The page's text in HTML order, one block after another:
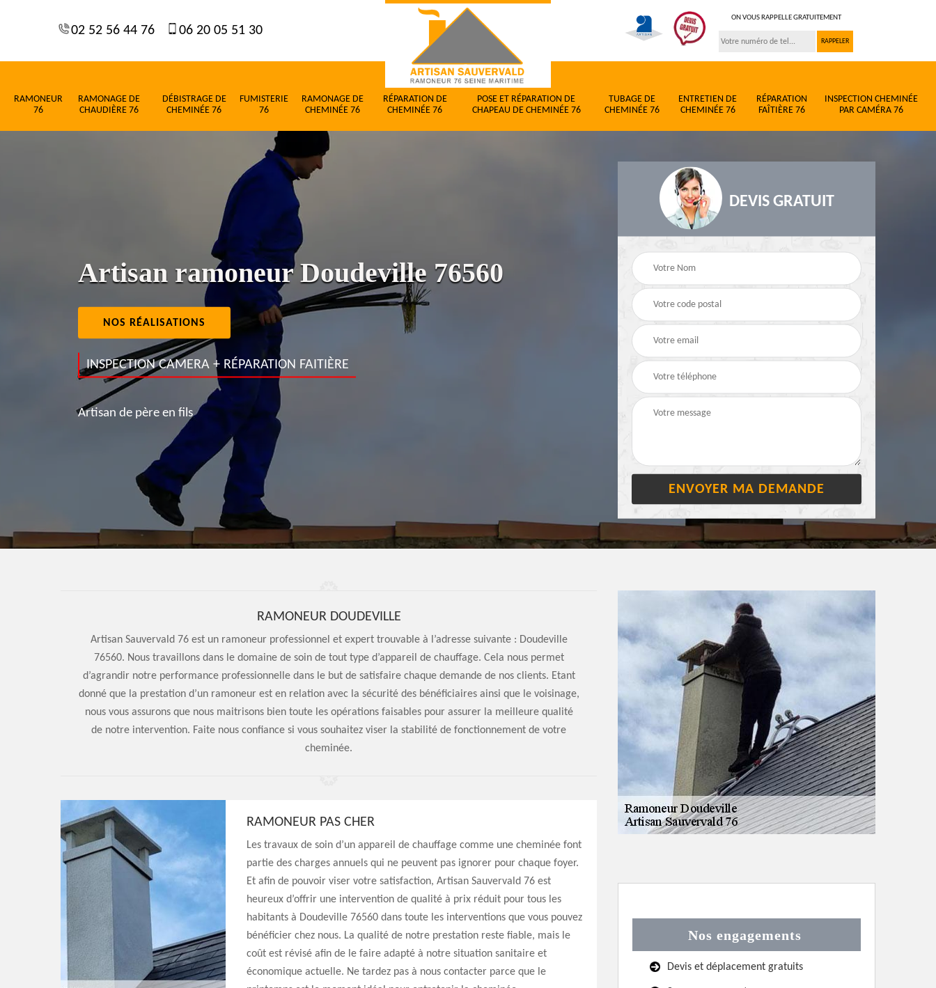
02 52 56 44 76 06 20 05 51 30
ON VOUS RAPPELLE GRATUITEMENT
RAMONEUR
76
RAMONAGE DE
CHAUDIÈRE 76
DÉBISTRAGE DE
CHEMINÉE 76
FUMISTERIE
76
RAMONAGE DE
CHEMINÉE 76
RÉPARATION DE
CHEMINÉE 76
POSE ET RÉPARATION DE
CHAPEAU DE CHEMINÉE 76
TUBAGE DE
CHEMINÉE 76
ENTRETIEN DE
CHEMINÉE 76
RÉPARATION
FAÎTIÈRE 76
INSPECTION CHEMINÉE
PAR CAMÉRA 76
Artisan ramoneur Doudeville 76560
NOS RÉALISATIONS
INSPECTION CAMERA + RÉPARATION FAITIÈRE
Artisan de père en fils
DEVIS GRATUIT
RAMONEUR DOUDEVILLE
Artisan Sauvervald 76 est un ramoneur professionnel et expert trouvable à l’adresse suivante : Doudeville
76560. Nous travaillons dans le domaine de soin de tout type d’appareil de chauffage. Cela nous permet
d’agrandir notre performance professionnelle dans le but de satisfaire chaque demande de nos clients. Etant
donné que la prestation d’un ramoneur est en relation avec la sécurité des bénéficiaires ainsi que le voisinage,
nous vous assurons que nous maitrisons bien toute les opérations faisables pour assurer la meilleure qualité
de notre intervention. Faite nous confiance si vous souhaitez viser la stabilité de fonctionnement de votre
cheminée.
RAMONEUR PAS CHER
Les travaux de soin d’un appareil de chauffage comme une cheminée font
partie des charges annuels qui ne peuvent pas ignorer pour chaque foyer.
Et afin de pouvoir viser votre satisfaction, Artisan Sauvervald 76 est
heureux d’offrir une intervention de qualité à prix réduit pour tous les
habitants à Doudeville 76560 dans toute les interventions que vous pouvez
bénéficier chez nous. La qualité de notre prestation reste fiable, mais le
coût est révisé afin de le faire adapté à notre situation sanitaire et
économique actuelle. Ne tardez pas à nous contacter parce que le
Nos engagements
Devis et déplacement gratuits